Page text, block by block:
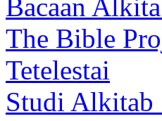
Bacaan
The Bible
Tetelestai
Studi Alkitab